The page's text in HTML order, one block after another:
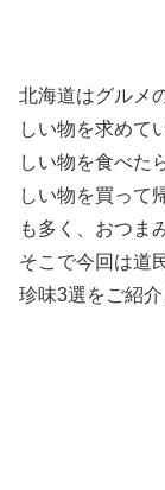
北海道はグルメ
しい物を求めて
しい物を食べた
しい物を買って
も多く、おつま
そこで今回は道
珍味3選をご紹介